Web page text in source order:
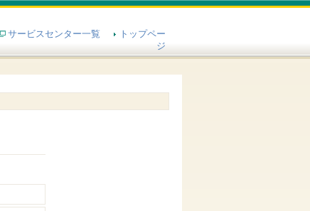
サービスセンター一覧
トップペー
ジ